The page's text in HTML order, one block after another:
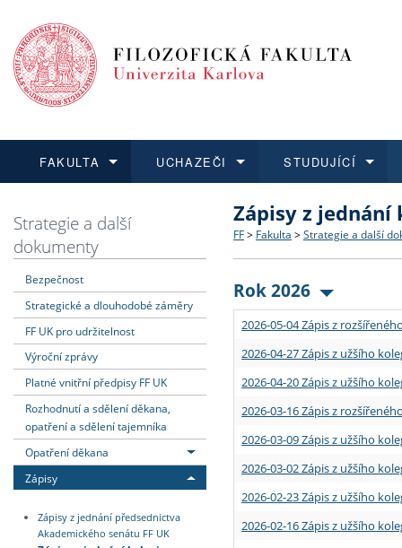
FAKULTA
Dozvědět se více
Struktura a historie
Strategie a další
Podpora a benefity pro
Absolventi fakulty
UCHAZEČI
Podat přihlášku
Co studovat a jak se
Učitelské studijní
Informace k průběhu
STUDUJÍCÍ
Dozvědět se více
Bakalářské a magisterské
Doktorské studium
Rigorózní řízení
Dozvědět se více
O vědě a výzkumu na FF
Akademické kvalifikace
Granty a projekty
Dozvědět se více
Aktuální nabídky a
Vyjíždějící studenti
Přijíždějící studenti
Vyjíždějící zaměstnanci
Strategie a další
dokumenty
Bezpečnost
Strategické a dlouhodobé záměry
FF UK pro udržitelnost
Výroční zprávy
Platné vnitřní předpisy FF UK
Rozhodnutí a sdělení děkana,
opatření a sdělení tajemníka
Opatření děkana
Zápisy
Zápisy z jednání předsednictva
Akademického senátu FF UK
Zápisy z jednání
FF > Fakulta > Strategie a další
Rok 2026
2026-05-04 Zápis z
2026-04-27 Zápis z užšího
2026-04-20 Zápis z užšího
2026-03-16 Zápis z
2026-03-09 Zápis z užšího
2026-03-02 Zápis z užšího
2026-02-23 Zápis z užšího
2026-02-16 Zápis z užšího